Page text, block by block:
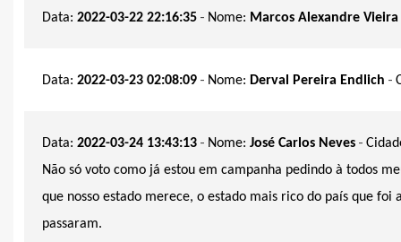
Data: 2022-03-22 22:16:35 - Nome: Marcos Alexandre Vieira
Data: 2022-03-23 02:08:09 - Nome: Derval Pereira Endlich -
Data: 2022-03-24 13:43:13 - Nome: José Carlos Neves -
Não só voto como já estou em campanha pedindo à todos
que nosso estado merece, o estado mais rico do país que
passaram.